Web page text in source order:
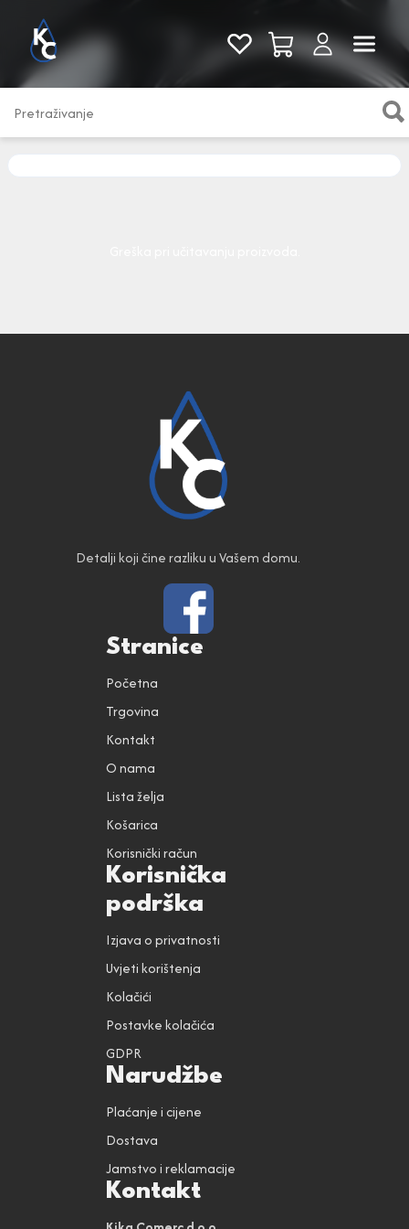
Pogledaj sve
Detalji koji čine razliku u Vašem domu.
Stranice
Početna
Trgovina
Kontakt
O nama
Lista želja
Košarica
Korisnički račun
Korisnička
podrška
Izjava o privatnosti
Uvjeti korištenja
Kolačići
Postavke kolačića
GDPR
Narudžbe
Plaćanje i cijene
Dostava
Jamstvo i reklamacije
Kontakt